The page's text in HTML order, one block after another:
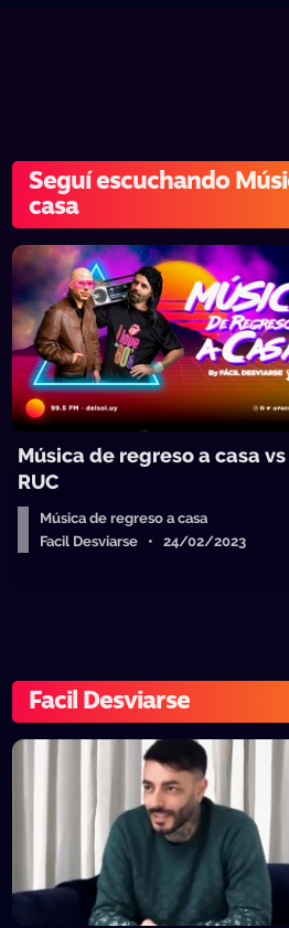
Seguí escuchando
casa
Música de regreso a casa vs
RUC
Música de regreso a casa
Facil Desviarse • 24/02/2023
Facil Desviarse